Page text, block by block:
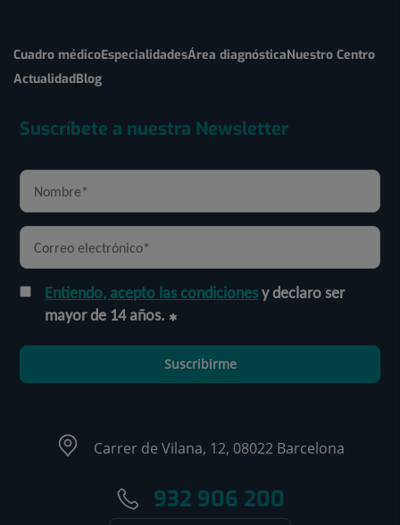
Cuadro médicoEspecialidadesÁrea diagnósticaNuestro Centro
ActualidadBlog
Suscríbete a nuestra Newsletter
Entiendo, acepto las condicionesy declaro ser
mayor de 14 años.
Suscribirme
Carrer de Vilana, 12, 08022 Barcelona
932 906 200